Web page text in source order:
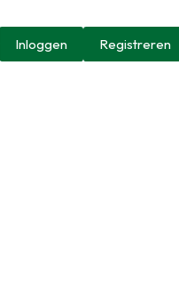
Inloggen Registreren